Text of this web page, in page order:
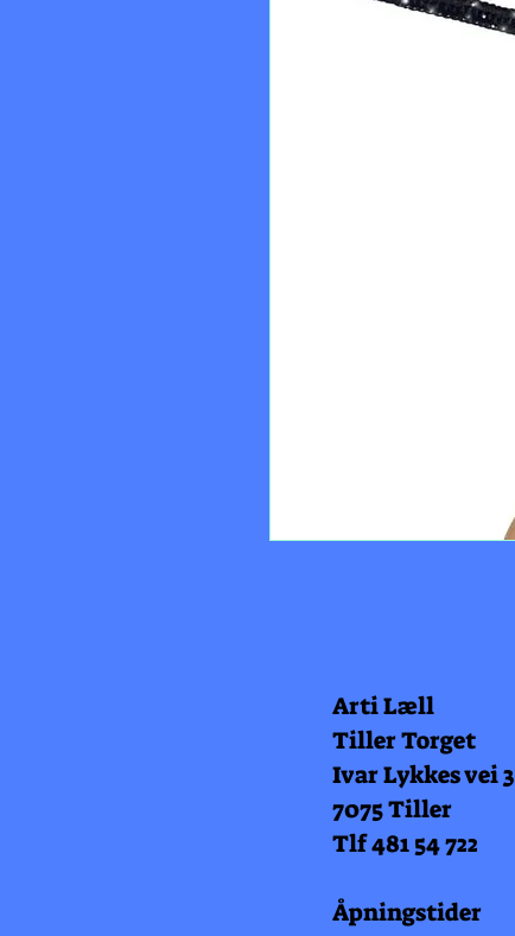
Arti Læll
Tiller Torget
Ivar Lykkes vei 3
7075 Tiller
Tlf 481 54 722
Åpningstider